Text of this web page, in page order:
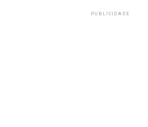
PUBLICIDADE